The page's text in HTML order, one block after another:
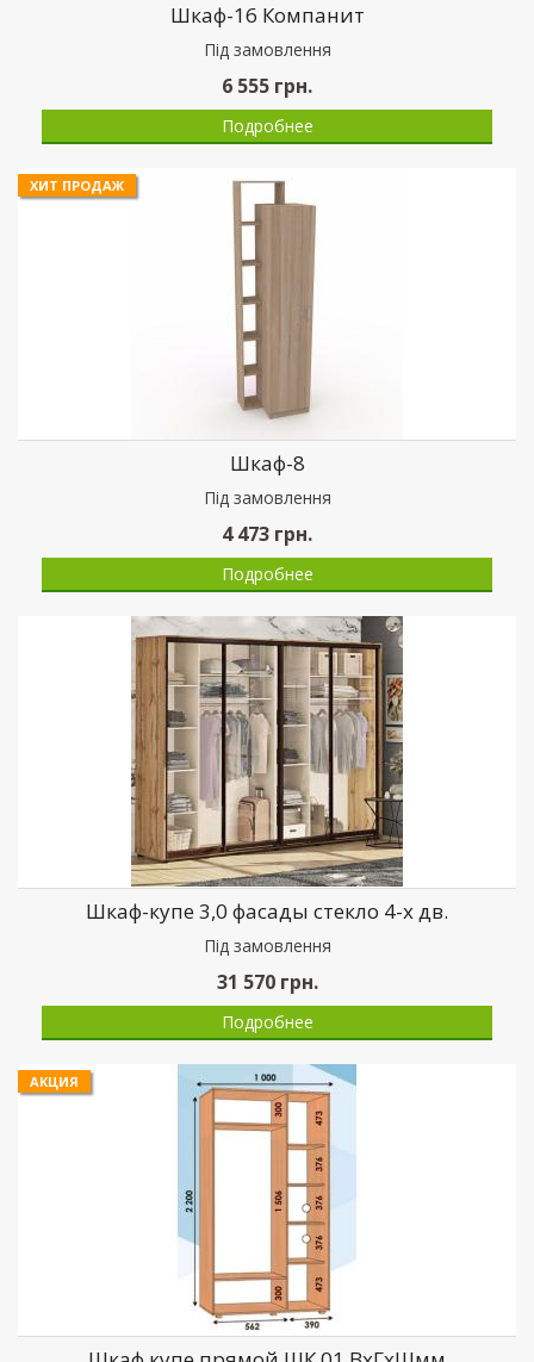
Шкаф-16 Компанит
Пiд замовлення
6 555 грн.
Подробнее
ХИТ ПРОДАЖ
Шкаф-8
Пiд замовлення
4 473 грн.
Подробнее
Шкаф-купе 3,0 фасады стекло 4-х дв.
Пiд замовлення
31 570грн.
Подробнее
АКЦИЯ